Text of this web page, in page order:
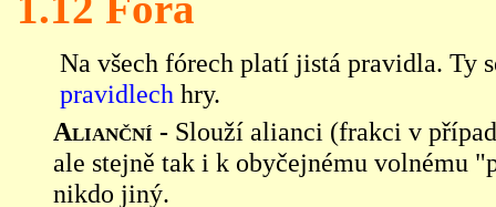
Na všech fórech platí jistá pravidla. Ty
pravidlech hry.
Alianční - Slouží alianci (frakci v
ale stejně tak i k obyčejnému volnému
nikdo jiný.